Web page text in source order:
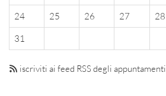
24
25 26 27 28
31
iscriviti ai feed RSS degli appuntamenti